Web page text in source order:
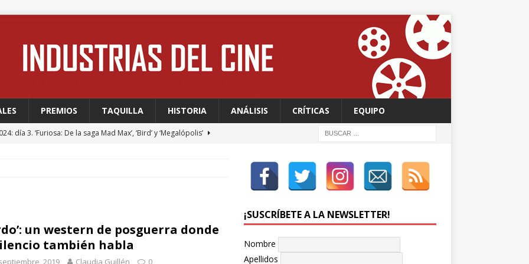
PREMIOS TAQUILLA HISTORIA ANÁLISIS CRÍTICAS EQUIPO
día 3. ‘Furiosa: De la saga Mad Max’, ‘Bird’ y ‘Megalópolis’
un western de posguerra donde
también habla
2019 Claudia Guillén 0
¡SUSCRÍBETE A LA NEWSLETTER!
Nombre
Apellidos